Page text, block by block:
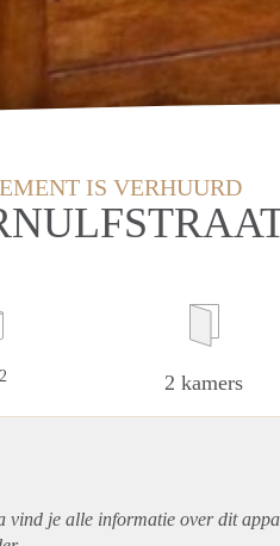
IS VERHUURD
2 2 kamers
vind je alle informatie over dit